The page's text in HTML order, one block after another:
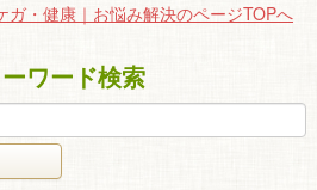
ガ・健康｜お悩み解決のページTOPへ
ワード検索